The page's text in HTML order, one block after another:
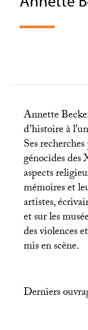
Annette
d’histoire à
Ses
génocides des
aspects
mémoires et
artistes,
et sur les
des violences
mis en scène.
Derniers